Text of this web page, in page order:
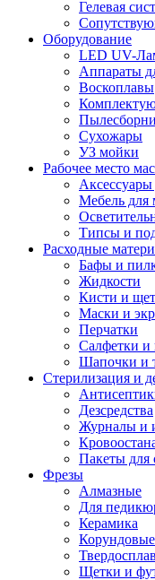
Гелевая
Оборудование
LED UV-
Аппараты
Воскоплавы
Сухожары
УЗ мойки
Рабочее место
Аксессуары
Мебель для
Типсы и
Расходные
Бафы и
Жидкости
Кисти и
Маски и
Перчатки
Салфетки и
Шапочки и
Стерилизация и
Дезсредства
Журналы и
Пакеты для
Фрезы
Алмазные
Для
Керамика
Щетки и